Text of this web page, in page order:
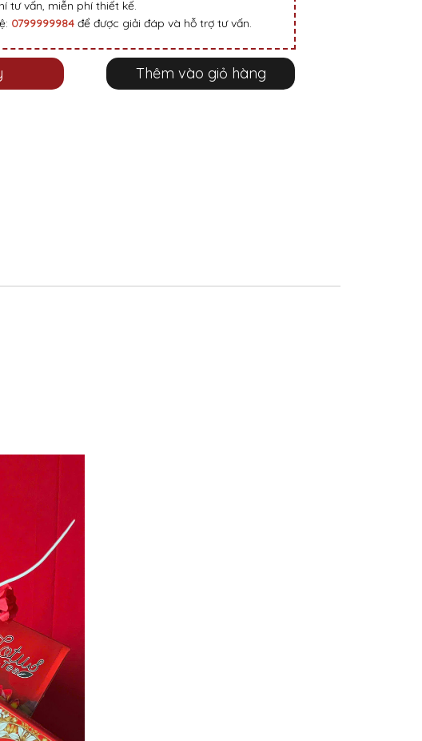
tư vấn, miễn phí thiết kế.
0799999984để được giải đáp và hỗ trợ tư vấn.
Thêm vào giỏ hàng